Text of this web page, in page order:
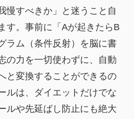
慢すべきか」と迷うこと自
す。事前に「Aが起きたらB
ラム（条件反射）を脳に書
の力を一切使わずに、自動
と変換することができるの
ルは、ダイエットだけでな
ルや先延ばし防止にも絶大